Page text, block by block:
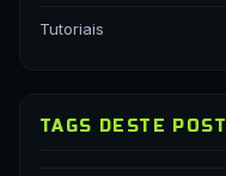
Tutoriais
TAGS DESTE POST